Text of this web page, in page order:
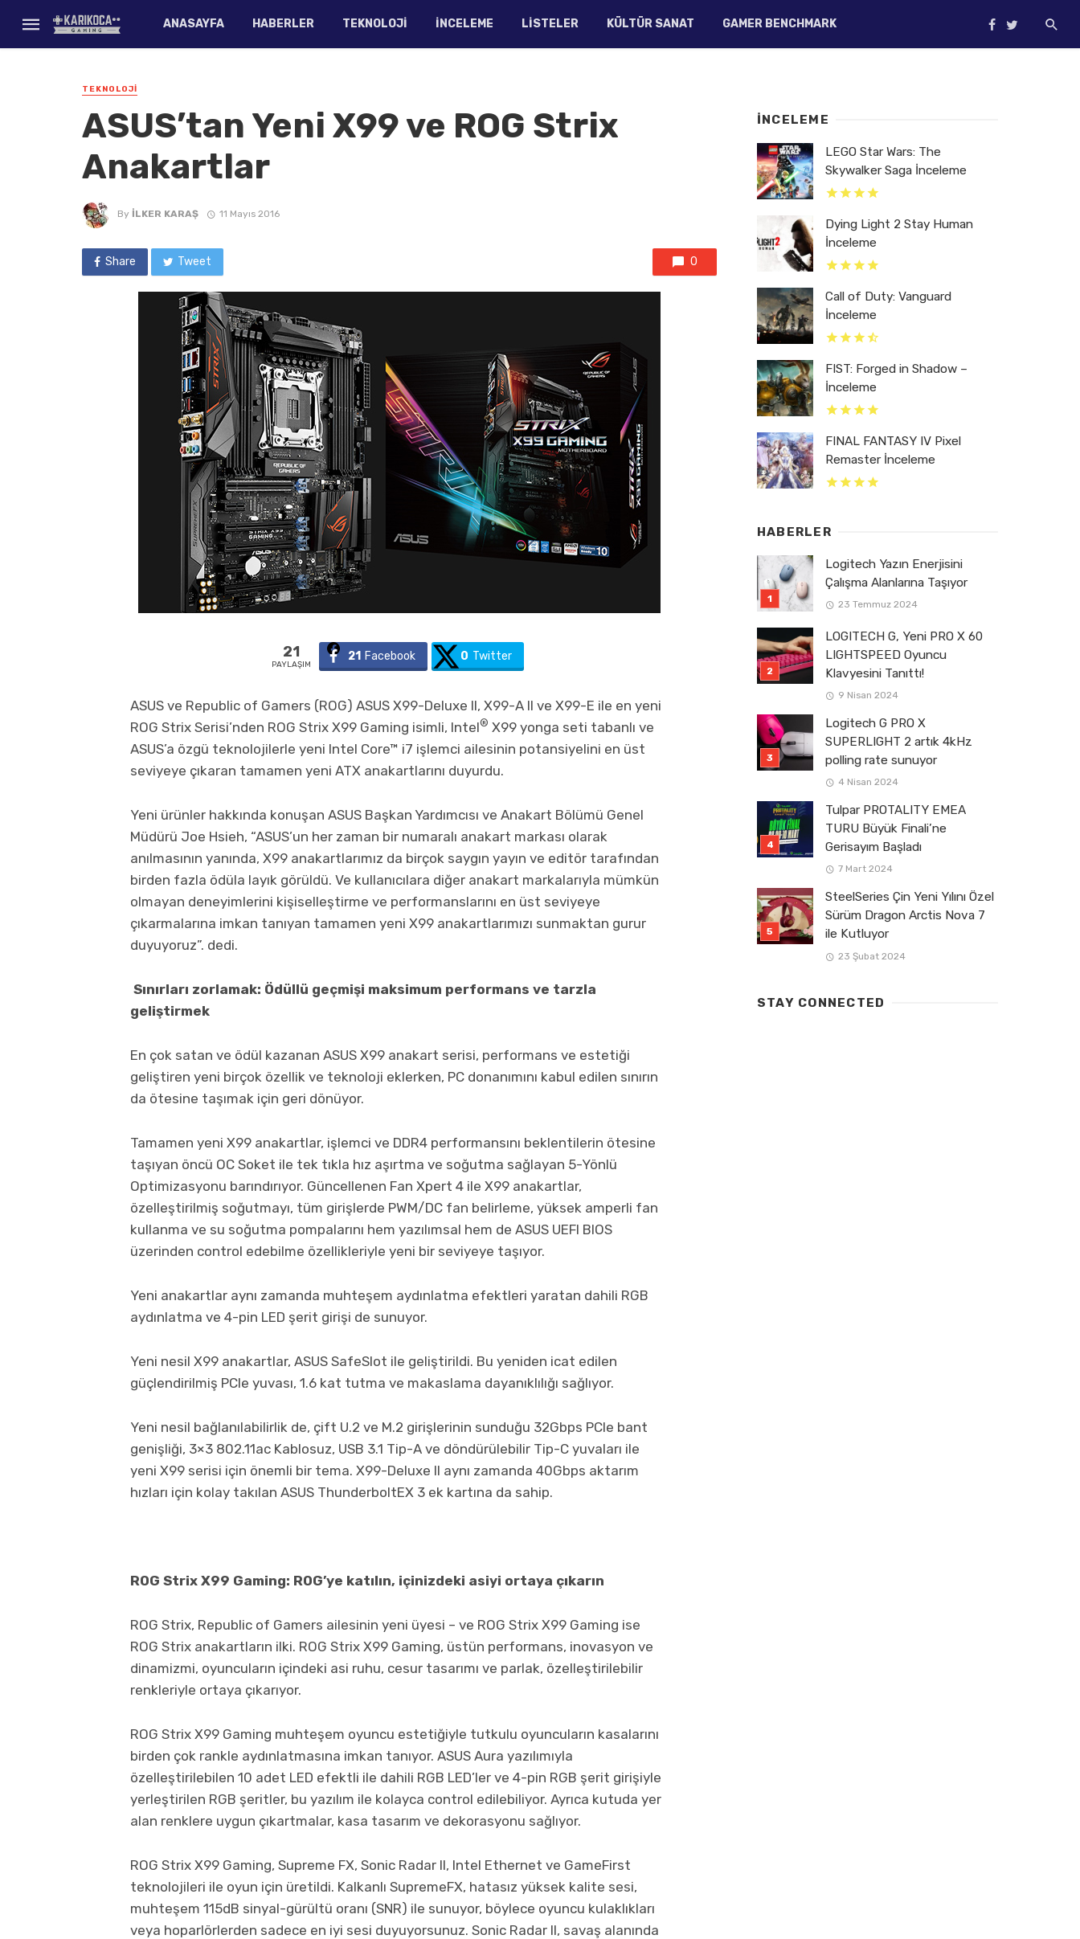
ANASAYFA HABERLER TEKNOLOJI İNCELEME LISTELER KÜLTÜR SANAT GAMER BENCHMARK
TEKNOLOJI
ASUS’tan Yeni X99 ve ROG Strix
Anakartlar
By İLKER KARAŞ 11 Mayıs 2016
Share Tweet 0
21
PAYLAŞIM
21 Facebook 0 Twitter
ASUS ve Republic of Gamers (ROG) ASUS X99-Deluxe II, X99-A II ve X99-E ile en yeni
ROG Strix Serisi’nden ROG Strix X99 Gaming isimli, Intel® X99 yonga seti tabanlı ve
ASUS’a özgü teknolojilerle yeni Intel Core™ i7 işlemci ailesinin potansiyelini en üst
seviyeye çıkaran tamamen yeni ATX anakartlarını duyurdu.
Yeni ürünler hakkında konuşan ASUS Başkan Yardımcısı ve Anakart Bölümü Genel
Müdürü Joe Hsieh, “ASUS’un her zaman bir numaralı anakart markası olarak
anılmasının yanında, X99 anakartlarımız da birçok saygın yayın ve editör tarafından
birden fazla ödüla layık görüldü. Ve kullanıcılara diğer anakart markalarıyla mümkün
olmayan deneyimlerini kişiselleştirme ve performanslarını en üst seviyeye
çıkarmalarına imkan tanıyan tamamen yeni X99 anakartlarımızı sunmaktan gurur
duyuyoruz”. dedi.
Sınırları zorlamak: Ödüllü geçmişi maksimum performans ve tarzla
geliştirmek
En çok satan ve ödül kazanan ASUS X99 anakart serisi, performans ve estetiği
geliştiren yeni birçok özellik ve teknoloji eklerken, PC donanımını kabul edilen sınırın
da ötesine taşımak için geri dönüyor.
Tamamen yeni X99 anakartlar, işlemci ve DDR4 performansını beklentilerin ötesine
taşıyan öncü OC Soket ile tek tıkla hız aşırtma ve soğutma sağlayan 5-Yönlü
Optimizasyonu barındırıyor. Güncellenen Fan Xpert 4 ile X99 anakartlar,
özelleştirilmiş soğutmayı, tüm girişlerde PWM/DC fan belirleme, yüksek amperli fan
kullanma ve su soğutma pompalarını hem yazılımsal hem de ASUS UEFI BIOS
üzerinden control edebilme özellikleriyle yeni bir seviyeye taşıyor.
Yeni anakartlar aynı zamanda muhteşem aydınlatma efektleri yaratan dahili RGB
aydınlatma ve 4-pin LED şerit girişi de sunuyor.
Yeni nesil X99 anakartlar, ASUS SafeSlot ile geliştirildi. Bu yeniden icat edilen
güçlendirilmiş PCIe yuvası, 1.6 kat tutma ve makaslama dayanıklılığı sağlıyor.
Yeni nesil bağlanılabilirlik de, çift U.2 ve M.2 girişlerinin sunduğu 32Gbps PCIe bant
genişliği, 3×3 802.11ac Kablosuz, USB 3.1 Tip-A ve döndürülebilir Tip-C yuvaları ile
yeni X99 serisi için önemli bir tema. X99-Deluxe II aynı zamanda 40Gbps aktarım
hızları için kolay takılan ASUS ThunderboltEX 3 ek kartına da sahip.
ROG Strix X99 Gaming: ROG’ye katılın, içinizdeki asiyi ortaya çıkarın
ROG Strix, Republic of Gamers ailesinin yeni üyesi – ve ROG Strix X99 Gaming ise
ROG Strix anakartların ilki. ROG Strix X99 Gaming, üstün performans, inovasyon ve
dinamizmi, oyuncuların içindeki asi ruhu, cesur tasarımı ve parlak, özelleştirilebilir
renkleriyle ortaya çıkarıyor.
ROG Strix X99 Gaming muhteşem oyuncu estetiğiyle tutkulu oyuncuların kasalarını
birden çok rankle aydınlatmasına imkan tanıyor. ASUS Aura yazılımıyla
özelleştirilebilen 10 adet LED efektli ile dahili RGB LED’ler ve 4-pin RGB şerit girişiyle
yerleştirilen RGB şeritler, bu yazılım ile kolayca control edilebiliyor. Ayrıca kutuda yer
alan renklere uygun çıkartmalar, kasa tasarım ve dekorasyonu sağlıyor.
ROG Strix X99 Gaming, Supreme FX, Sonic Radar II, Intel Ethernet ve GameFirst
teknolojileri ile oyun için üretildi. Kalkanlı SupremeFX, hatasız yüksek kalite sesi,
muhteşem 115dB sinyal-gürültü oranı (SNR) ile sunuyor, böylece oyuncu kulaklıkları
veya hoparlörlerden sadece en iyi sesi duyuyorsunuz. Sonic Radar II, savaş alanında
İNCELEME
LEGO Star Wars: The
Skywalker Saga İnceleme
Dying Light 2 Stay Human
İnceleme
Call of Duty: Vanguard
İnceleme
FIST: Forged in Shadow –
İnceleme
FINAL FANTASY IV Pixel
Remaster İnceleme
HABERLER
Logitech Yazın Enerjisini
Çalışma Alanlarına Taşıyor
23 Temmuz 2024
LOGITECH G, Yeni PRO X 60
LIGHTSPEED Oyuncu
Klavyesini Tanıttı!
9 Nisan 2024
Logitech G PRO X
SUPERLIGHT 2 artık 4kHz
polling rate sunuyor
4 Nisan 2024
Tulpar PROTALITY EMEA
TURU Büyük Finali’ne
Gerisayım Başladı
7 Mart 2024
SteelSeries Çin Yeni Yılını Özel
Sürüm Dragon Arctis Nova 7
ile Kutluyor
23 Şubat 2024
STAY CONNECTED